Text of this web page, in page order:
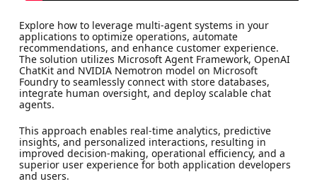
Explore how to leverage multi-agent systems in your
applications to optimize operations, automate
recommendations, and enhance customer experience.
The solution utilizes Microsoft Agent Framework, OpenAI
ChatKit and NVIDIA Nemotron model on Microsoft
Foundry to seamlessly connect with store databases,
integrate human oversight, and deploy scalable chat
agents.
This approach enables real-time analytics, predictive
insights, and personalized interactions, resulting in
improved decision-making, operational efficiency, and a
superior user experience for both application developers
and users.